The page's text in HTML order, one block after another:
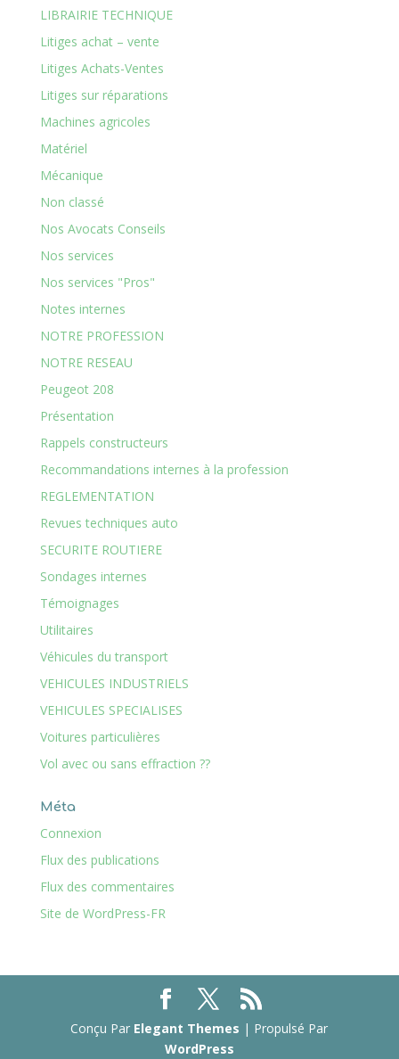
LIBRAIRIE TECHNIQUE
Litiges achat – vente
Litiges Achats-Ventes
Litiges sur réparations
Machines agricoles
Matériel
Mécanique
Non classé
Nos Avocats Conseils
Nos services
Nos services "Pros"
Notes internes
NOTRE PROFESSION
NOTRE RESEAU
Peugeot 208
Présentation
Rappels constructeurs
Recommandations internes à la profession
REGLEMENTATION
Revues techniques auto
SECURITE ROUTIERE
Sondages internes
Témoignages
Utilitaires
Véhicules du transport
VEHICULES INDUSTRIELS
VEHICULES SPECIALISES
Voitures particulières
Vol avec ou sans effraction ??
Méta
Connexion
Flux des publications
Flux des commentaires
Site de WordPress-FR
Conçu Par Elegant Themes | Propulsé Par
WordPress